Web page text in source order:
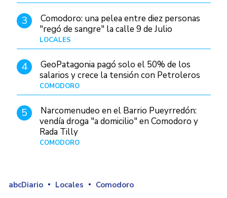
3
Comodoro: una pelea entre diez personas
"regó de sangre" la calle 9 de Julio
LOCALES
4
GeoPatagonia pagó solo el 50% de los
salarios y crece la tensión con Petroleros
COMODORO
5
Narcomenudeo en el Barrio Pueyrredón:
vendía droga "a domicilio" en Comodoro y
Rada Tilly
COMODORO
abcDiario Locales Comodoro